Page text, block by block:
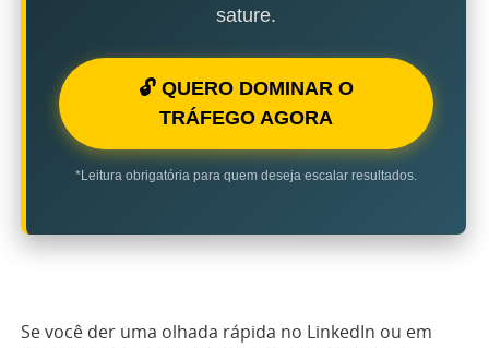
sature.
🔓 QUERO DOMINAR O
TRÁFEGO AGORA
*Leitura obrigatória para quem deseja escalar resultados.
Se você der uma olhada rápida no LinkedIn ou em